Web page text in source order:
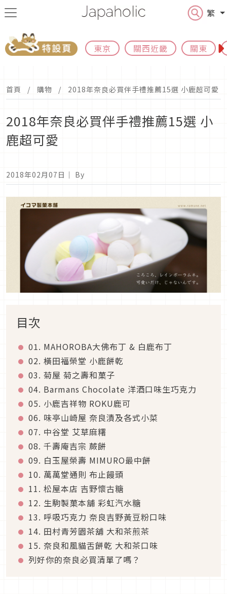
繁
東京 關西近畿 關東
首頁 購物 2018年奈良必買伴手禮推薦15選 小鹿超可愛
2018年奈良必買伴手禮推薦15選 小
鹿超可愛
2018年02月07日 ｜ By
目次
01. MAHOROBA大佛布丁 & 白鹿布丁
02. 橫田福榮堂 小鹿餅乾
03. 菊屋 菊之壽和菓子
04. Barmans Chocolate 洋酒口味生巧克力
05. 小鹿吉祥物 ROKU鹿可
06. 味亭山崎屋 奈良漬及各式小菜
07. 中谷堂 艾草麻糬
08. 千壽庵吉宗 蕨餅
09. 白玉屋榮壽 MIMURO最中餅
10. 萬萬堂通則 布止饅頭
11. 松屋本店 吉野懷古糖
12. 生駒製菓本舖 彩虹汽水糖
13. 呼吸巧克力 奈良吉野黃豆粉口味
14. 田村青芳園茶舖 大和茶煎茶
15. 奈良和風貓舌餅乾 大和茶口味
列好你的奈良必買清單了嗎？